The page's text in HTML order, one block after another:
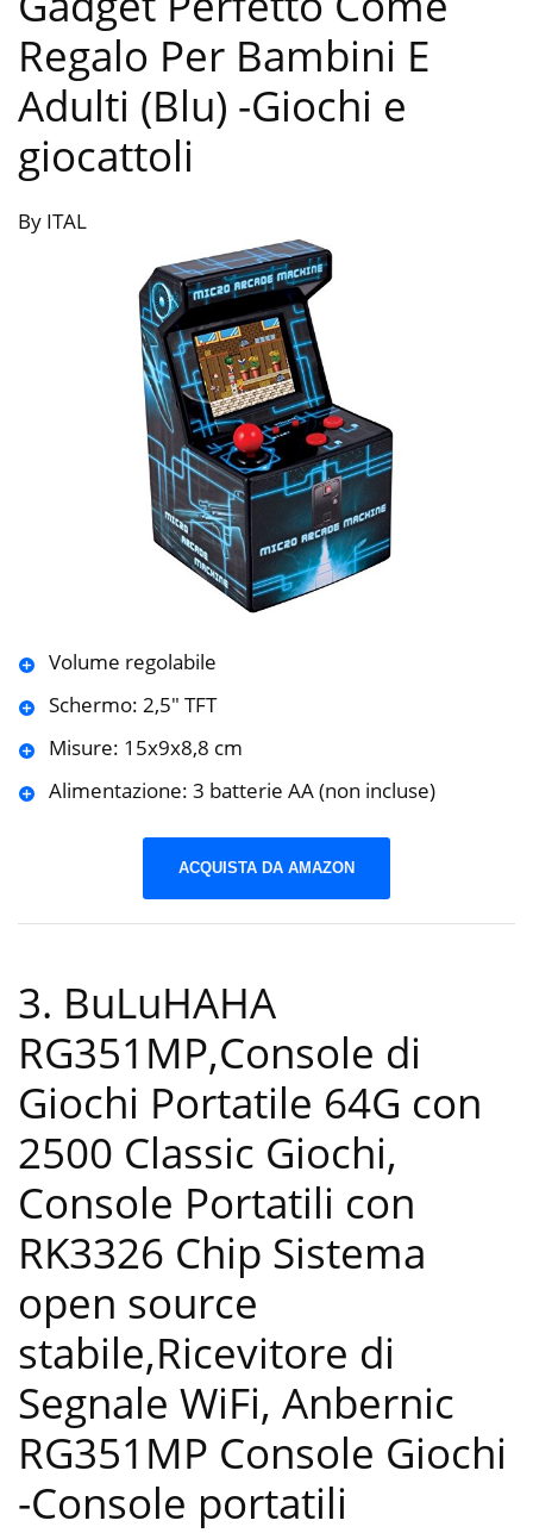
Regalo Per Bambini E
Adulti (Blu) -Giochi e
giocattoli
By ITAL
Volume regolabile
Schermo: 2,5″ TFT
Misure: 15x9x8,8 cm
Alimentazione: 3 batterie AA (non incluse)
ACQUISTA DA AMAZON
3. BuLuHAHA
RG351MP,Console di
Giochi Portatile 64G con
2500 Classic Giochi,
Console Portatili con
RK3326 Chip Sistema
open source
stabile,Ricevitore di
Segnale WiFi, Anbernic
RG351MP Console Giochi
-Console portatili